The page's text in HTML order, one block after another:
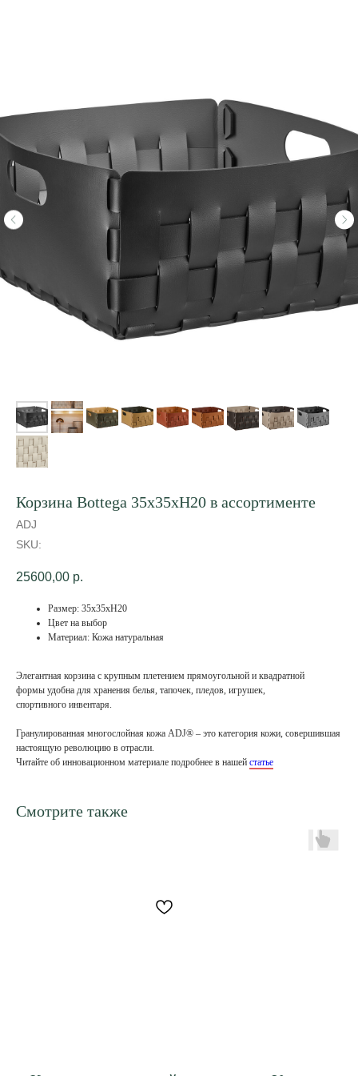
Корзина Bottega 35х35хH20 в ассортименте
ADJ
SKU:
25600,00 р.
Размер: 35х35хH20
Цвет на выбор
Материал: Кожа натуральная
Элегантная корзина с крупным плетением прямоугольной и квадратной
формы удобна для хранения белья, тапочек, пледов, игрушек,
спортивного инвентаря.
Гранулированная многослойная кожа ADJ® – это категория кожи, совершившая
настоящую революцию в отрасли.
Читайте об инновационном материале подробнее в нашей статье
Смотрите также